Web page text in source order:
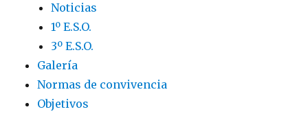
Noticias
1º E.S.O.
3º E.S.O.
Galería
Normas de convivencia
Objetivos